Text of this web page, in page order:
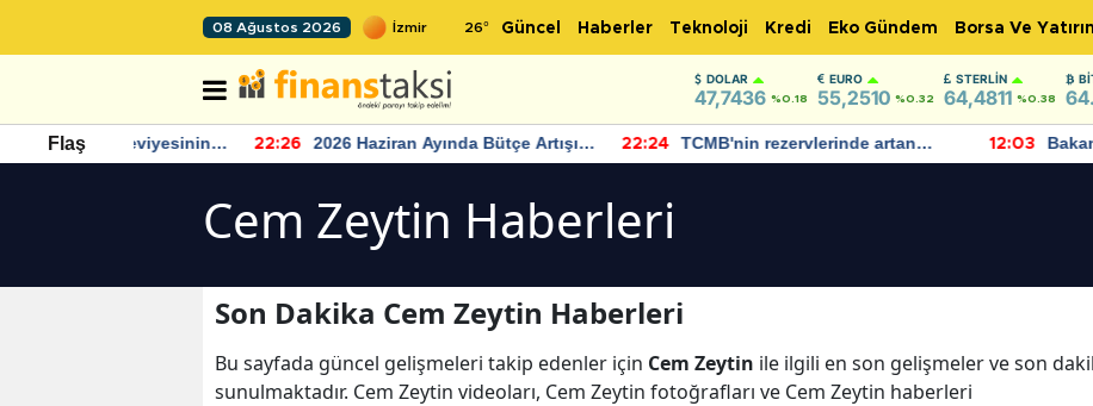
08 Ağustos 2026 26° Güncel Haberler Teknoloji Kredi Eko Gündem Borsa Ve
DOLAR
47,7436 %0.18
EURO
55,2510 %0.32
STERLIN
64,4811 %0.38
Flaş
seviyesinin 22:26
2026 Haziran Ayında Bütçe Artışı
Yaşandı
22:24
TCMB'nin rezervlerinde artan
momentum devam ediyor
12:03
Bakan Şimşek,
için umut verici
Cem Zeytin Haberleri
Son Dakika Cem Zeytin Haberleri
Bu sayfada güncel gelişmeleri takip edenler için Cem Zeytin ile ilgili en son gelişmeler ve son
sunulmaktadır. Cem Zeytin videoları, Cem Zeytin fotoğrafları ve Cem Zeytin haberleri